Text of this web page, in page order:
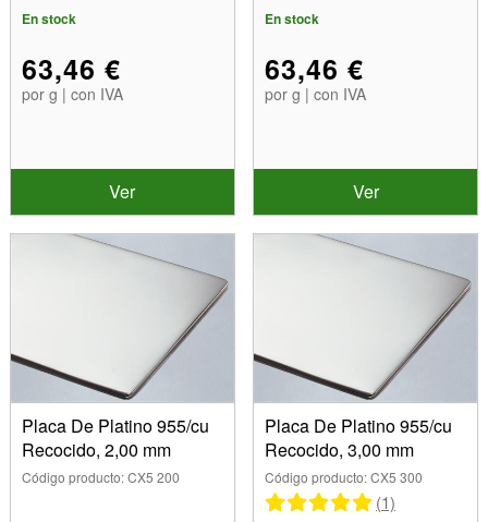
En stock
Artículos en venta
En stock
63,46 €
por g | con IVA
Ver
En stock
63,46 €
por g | con IVA
Ver
Placa De Platino 955/cu
Recocido, 2,00 mm
Código producto: CX5 200
Placa De Platino 955/cu
Recocido, 3,00 mm
Código producto: CX5 300
(1)